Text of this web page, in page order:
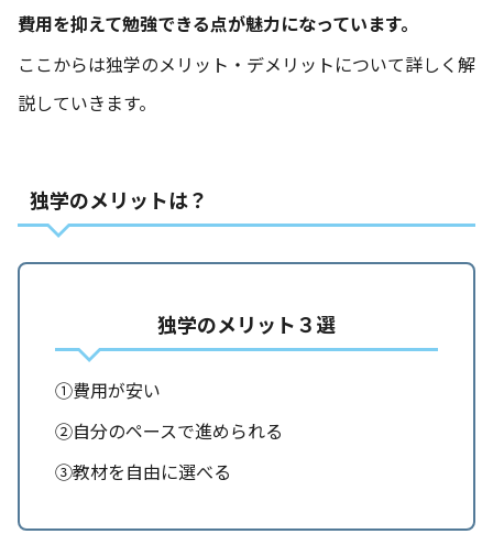
費用を抑えて勉強できる点が魅力になっています。
ここからは独学のメリット・デメリットについて詳しく解
説していきます。
独学のメリットは？
独学のメリット３選
①費用が安い
②自分のペースで進められる
③教材を自由に選べる